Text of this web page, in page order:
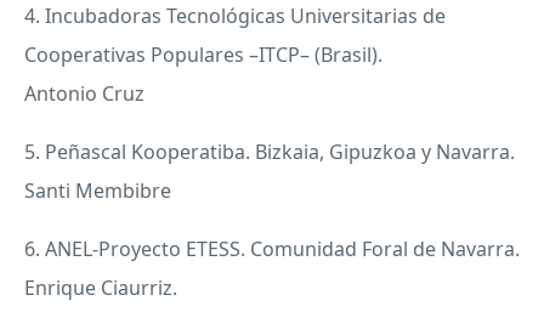
4. Incubadoras Tecnológicas Universitarias de
Cooperativas Populares –ITCP– (Brasil).
Antonio Cruz
5. Peñascal Kooperatiba. Bizkaia, Gipuzkoa y Navarra.
Santi Membibre
6. ANEL-Proyecto ETESS. Comunidad Foral de Navarra.
Enrique Ciaurriz.